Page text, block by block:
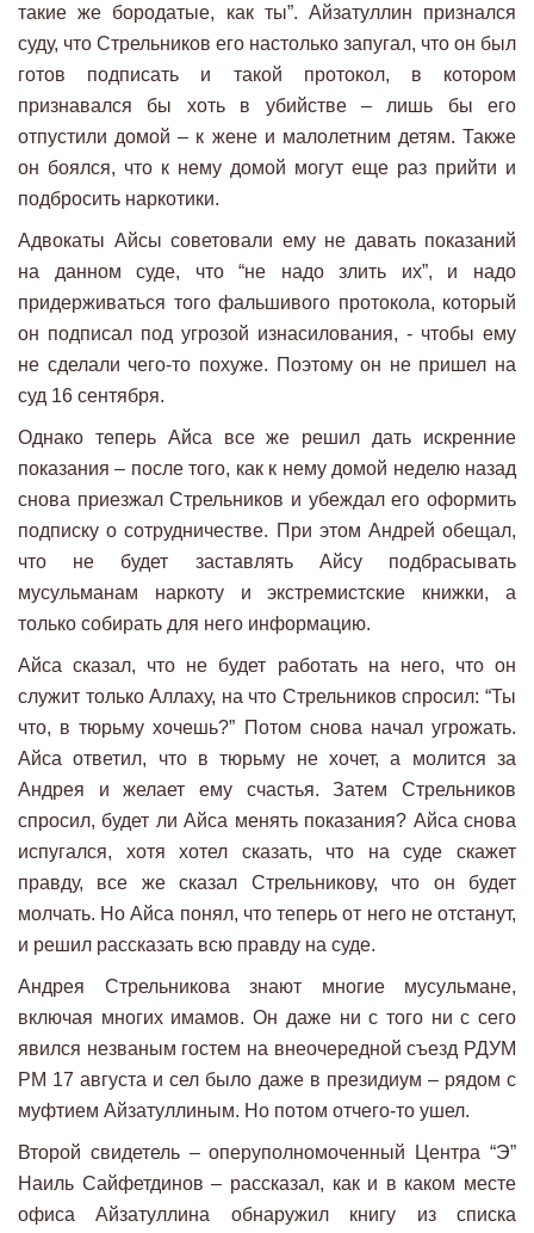
такие же бородатые, как ты”. Айзатуллин признался
суду, что Стрельников его настолько запугал, что он был
готов подписать и такой протокол, в котором
признавался бы хоть в убийстве – лишь бы его
отпустили домой – к жене и малолетним детям. Также
он боялся, что к нему домой могут еще раз прийти и
подбросить наркотики.
Адвокаты Айсы советовали ему не давать показаний
на данном суде, что “не надо злить их”, и надо
придерживаться того фальшивого протокола, который
он подписал под угрозой изнасилования, - чтобы ему
не сделали чего-то похуже. Поэтому он не пришел на
суд 16 сентября.
Однако теперь Айса все же решил дать искренние
показания – после того, как к нему домой неделю назад
снова приезжал Стрельников и убеждал его оформить
подписку о сотрудничестве. При этом Андрей обещал,
что не будет заставлять Айсу подбрасывать
мусульманам наркоту и экстремистские книжки, а
только собирать для него информацию.
Айса сказал, что не будет работать на него, что он
служит только Аллаху, на что Стрельников спросил: “Ты
что, в тюрьму хочешь?” Потом снова начал угрожать.
Айса ответил, что в тюрьму не хочет, а молится за
Андрея и желает ему счастья. Затем Стрельников
спросил, будет ли Айса менять показания? Айса снова
испугался, хотя хотел сказать, что на суде скажет
правду, все же сказал Стрельникову, что он будет
молчать. Но Айса понял, что теперь от него не отстанут,
и решил рассказать всю правду на суде.
Андрея Стрельникова знают многие мусульмане,
включая многих имамов. Он даже ни с того ни с сего
явился незваным гостем на внеочередной съезд РДУМ
РМ 17 августа и сел было даже в президиум – рядом с
муфтием Айзатуллиным. Но потом отчего-то ушел.
Второй свидетель – оперуполномоченный Центра “Э”
Наиль Сайфетдинов – рассказал, как и в каком месте
офиса Айзатуллина обнаружил книгу из списка